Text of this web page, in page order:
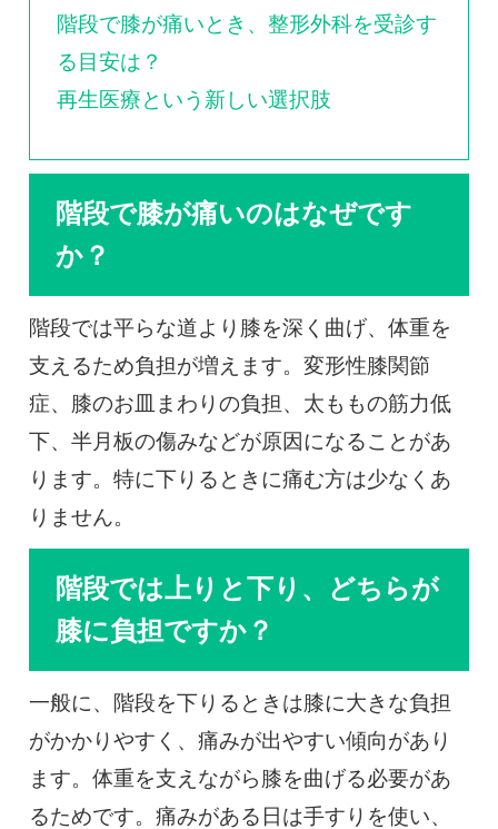
階段で膝が痛いとき、整形外科を受診す
る目安は？
再生医療という新しい選択肢
階段で膝が痛いのはなぜです
か？
階段では平らな道より膝を深く曲げ、体重を
支えるため負担が増えます。変形性膝関節
症、膝のお皿まわりの負担、太ももの筋力低
下、半月板の傷みなどが原因になることがあ
ります。特に下りるときに痛む方は少なくあ
りません。
階段では上りと下り、どちらが
膝に負担ですか？
一般に、階段を下りるときは膝に大きな負担
がかかりやすく、痛みが出やすい傾向があり
ます。体重を支えながら膝を曲げる必要があ
るためです。痛みがある日は手すりを使い、